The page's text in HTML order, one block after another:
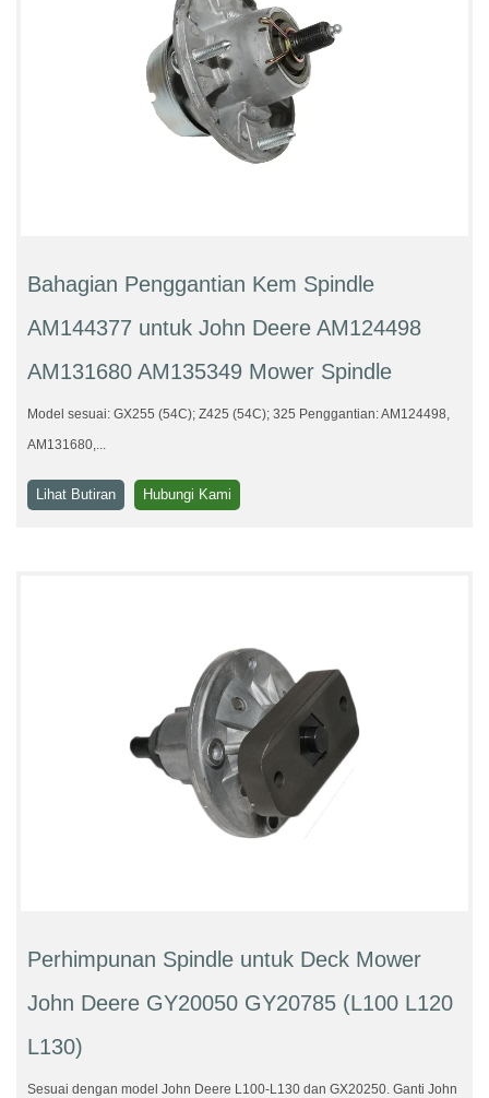
Bahagian Penggantian Kem Spindle
AM144377 untuk John Deere AM124498
AM131680 AM135349 Mower Spindle
Model sesuai: GX255 (54C); Z425 (54C); 325 Penggantian: AM124498,
AM131680,...
Lihat Butiran Hubungi Kami
Perhimpunan Spindle untuk Deck Mower
John Deere GY20050 GY20785 (L100 L120
L130)
Sesuai dengan model John Deere L100-L130 dan GX20250. Ganti John